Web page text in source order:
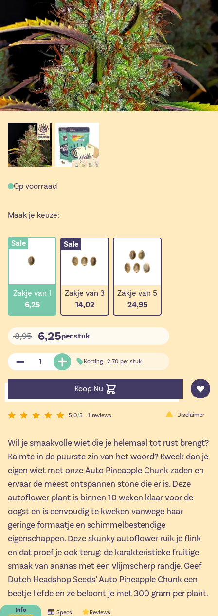
Op voorraad
Maak je keuze:
Sale
Zakje van 1
6,25
Sale
Zakje van 3
14,02
Zakje van 5
24,95
8,95 6,25per stuk
Aantal
Korting | 2,70 per stuk
Koop Nu
5,0/5 1 reviews Disclaimer
Wil je smaakvolle wiet die je helemaal tot rust brengt?
Kalmte in de puurste zin van het woord? Kweek dan je
eigen wiet met onze Auto Pineapple Chunk zaden en
ervaar de meest ontspannen stone die er is. Deze
autoflower plant is binnen 10 weken klaar voor de
oogst en is eenvoudig te kweken vanwege haar
geringe formaatje en schimmelbestendige
eigenschappen. Deze skunky autoflower ruik je flink
en dat proef je ook terug: de karakteristieke fruitige
smaak van ananas met een vlijmscherp randje. Geef
Dutch Headshop Seeds’ Auto Pineapple Chunk een
beetje liefde en ze beloont je met 300 gram per plant.
Info Specs Reviews